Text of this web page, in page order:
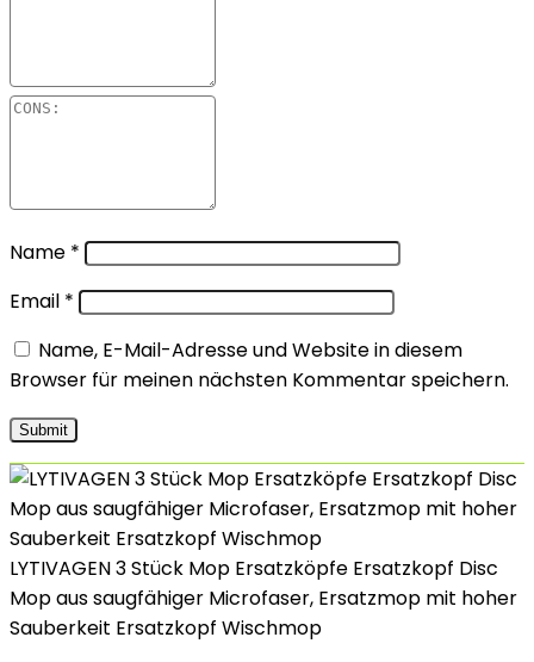
Name *
Email *
Name, E-Mail-Adresse und Website in diesem
Browser für meinen nächsten Kommentar speichern.
LYTIVAGEN 3 Stück Mop Ersatzköpfe Ersatzkopf Disc
Mop aus saugfähiger Microfaser, Ersatzmop mit hoher
Sauberkeit Ersatzkopf Wischmop